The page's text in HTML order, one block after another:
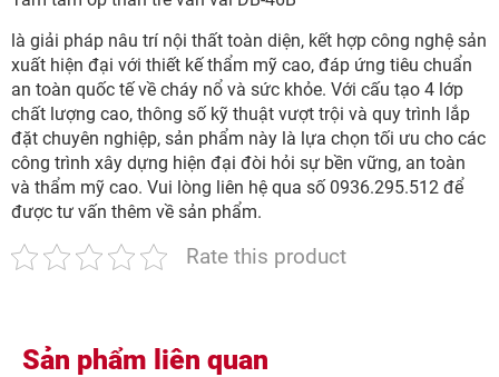
là giải pháp nâu trí nội thất toàn diện, kết hợp công nghệ sản
xuất hiện đại với thiết kế thẩm mỹ cao, đáp ứng tiêu chuẩn
an toàn quốc tế về cháy nổ và sức khỏe. Với cấu tạo 4 lớp
chất lượng cao, thông số kỹ thuật vượt trội và quy trình lắp
đặt chuyên nghiệp, sản phẩm này là lựa chọn tối ưu cho các
công trình xây dựng hiện đại đòi hỏi sự bền vững, an toàn
và thẩm mỹ cao. Vui lòng liên hệ qua số 0936.295.512 để
được tư vấn thêm về sản phẩm.
Rate this product
Sản phẩm liên quan